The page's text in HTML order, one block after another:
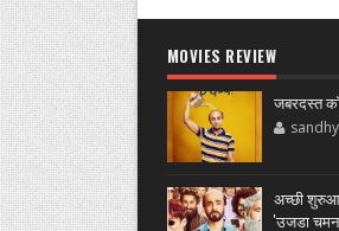
MOVIES REVIEW
जबरदस्त
अच्छी
'उजडा चमन